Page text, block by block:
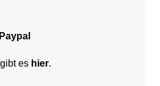
Paypal
es hier.